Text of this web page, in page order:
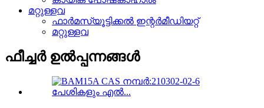
മറ്റുള്ളവ
ഫാർമസ്യൂട്ടിക്കൽ ഇന്റർമീഡിയറ്റ്
മറ്റുള്ളവ
ഫീച്ചർ ഉൽപ്പന്നങ്ങൾ